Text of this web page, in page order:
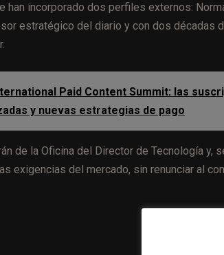
han incorporado dos perfiles externos:
estratégico del diario y con dos décadas
Paid Content Summit: las
y nuevas estrategias de pago
de la Oficina del Director de Tecnología y,
exigencias del mercado, sin renunciar al